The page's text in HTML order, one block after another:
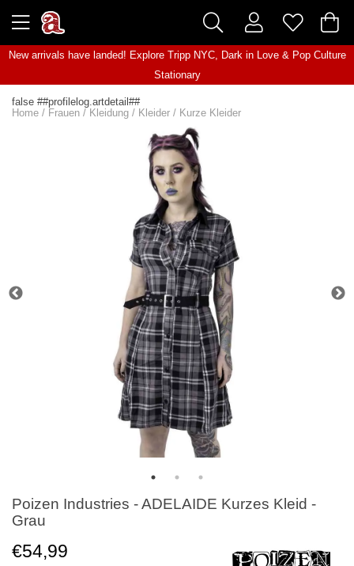
New arrivals have landed! Explore Tripp NYC, Dark in Love& Pop Culture
Stationary
false ##profilelog.artdetail##
Home / Frauen / Kleidung / Kleider / Kurze Kleider
Poizen Industries - ADELAIDE Kurzes Kleid -
Grau
€54,99